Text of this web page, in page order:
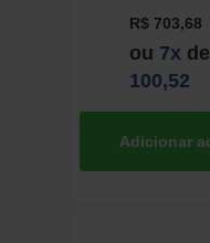
R$ 703,68
ou 7xde
100,52